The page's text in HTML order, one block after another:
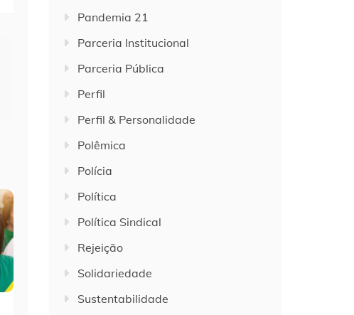
Pandemia 21
Parceria Institucional
Parceria Pública
Perfil
Perfil & Personalidade
Polêmica
Polícia
Política
Política Sindical
Rejeição
Solidariedade
Sustentabilidade